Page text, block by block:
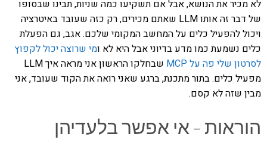
לא מכיר את הנושא, אבל אם תשקיעו כמה שניות, תבינו שבסופו
של דבר זה אותו LLM שאתם מכירים, רק כזה שעובד באיטרציה
ויכול להפעיל כלים על המחשב המקומי שלכם. אגב, גם הפעלת
כלים נשמעת כמו מדע בדיוני אבל היא לא ומי שרוצה יכול לקפוץ
לסרטון שלי פה על MCP
שבחלקו הראשון אני מראה איך LLM
מפעיל כלים. בתור מתכנת, ברגע שאני רואה את הקוד שעובד, אני
מבין שזה לא קסם.
הוראות – אי אפשר בלעדיהן